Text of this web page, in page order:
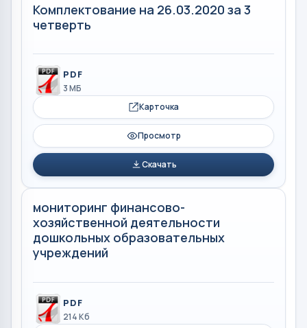
Комплектование на 26.03.2020 за 3
четверть
PDF
3 МБ
Карточка
Просмотр
Скачать
мониторинг финансово-
хозяйственной деятельности
дошкольных образовательных
учреждений
PDF
214 Кб